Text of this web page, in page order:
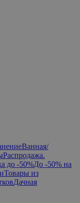
Ванная/
Распродажа.
до -50%До -50% на
Товары из
Дачная